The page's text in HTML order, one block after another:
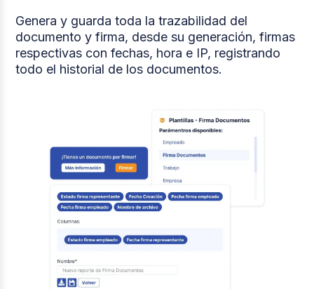
Genera y guarda toda la trazabilidad del
documento y firma, desde su generación, firmas
respectivas con fechas, hora e IP, registrando
todo el historial de los documentos.